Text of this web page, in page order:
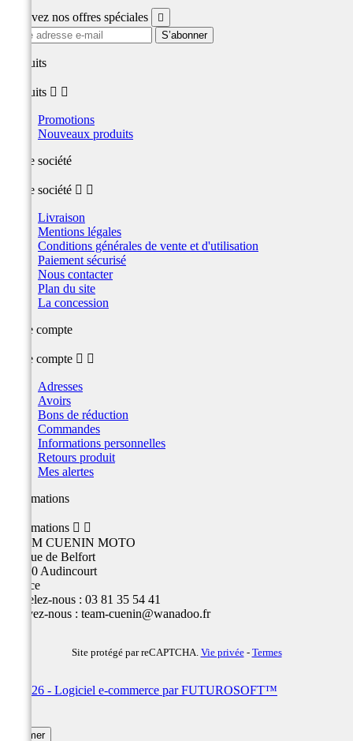
Recevez nos offres spéciales 
produits
produits  
Promotions
Nouveaux produits
Notre société
Notre société  
Livraison
Mentions légales
Conditions générales de vente et d'utilisation
Paiement sécurisé
Nous contacter
Plan du site
La concession
Votre compte
Votre compte  
Adresses
Avoirs
Bons de réduction
Commandes
Informations personnelles
Retours produit
Mes alertes
Informations
Informations  
TEAM CUENIN MOTO
26 Rue de Belfort
25400 Audincourt
France
Appelez-nous : 03 81 35 54 41
Écrivez-nous : team-cuenin@wanadoo.fr
Site protégé par reCAPTCHA. Vie privée- Termes
© 2026 - Logiciel e-commerce par FUTUROSOFT™
Fermer